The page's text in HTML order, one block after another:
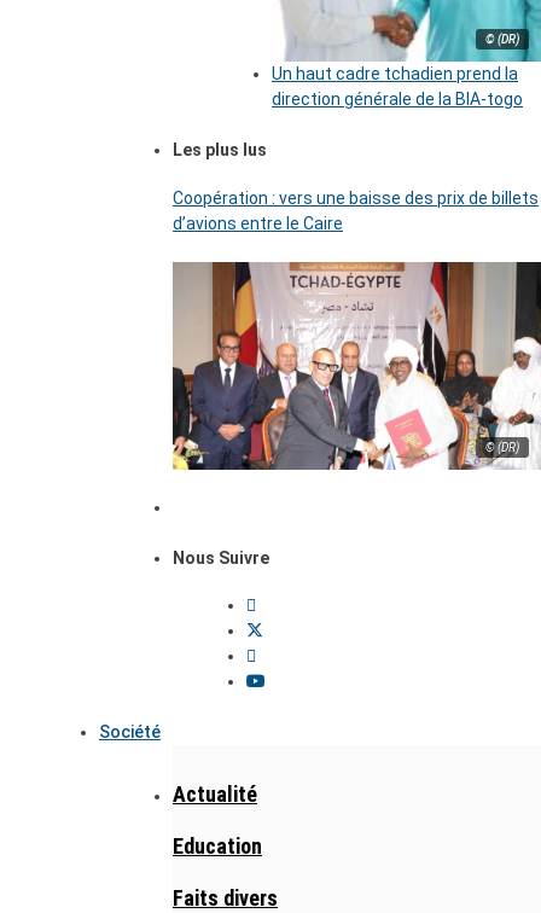
© (DR)
Un haut cadre tchadien prend la
direction générale de la BIA-togo
Les plus lus
Coopération : vers une baisse des prix de billets
d’avions entre le Caire
© (DR)
Nous Suivre
Société
Actualité
Education
Faits divers